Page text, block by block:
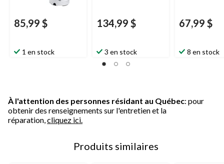
85,99 $
1 en stock
134,99 $
3 en stock
67,99 $
8 en stock
À l'attention des personnes résidant au Québec: pour
obtenir des renseignements sur l'entretien et la
réparation, cliquez ici.
Produits similaires